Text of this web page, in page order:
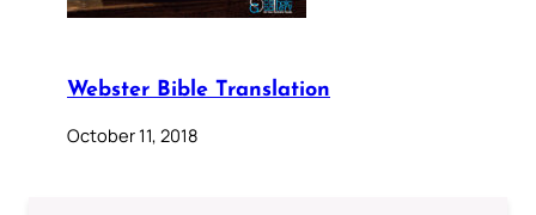
Webster Bible Translation
October 11, 2018